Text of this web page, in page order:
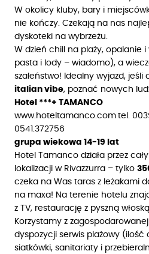
W okolicy kluby, bary i
nie kończy. Czekają na nas
dyskoteki na wybrzeżu.
W dzień chill na plaży, opalanie i
pasta i lody – wiadomo), a
szaleństwo! Idealny wyjazd,
italian vibe, poznać nowych
Hotel ***+ TAMANCO
www.hoteltamanco.comtel.
0541.372756
grupa wiekowa 14-19 lat
Hotel Tamanco działa przez
lokalizacji w Rivazzurra – tylko
czeka na Was taras z leżakami
na maxa! Na terenie hotelu
z TV, restaurację z pyszną
Korzystamy z
dyspozycji serwis plażowy
siatkówki, sanitariaty i